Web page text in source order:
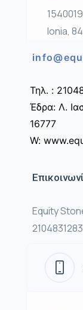
Ionia,
Τηλ. :
Έδρα: Λ.
16777
W:
Equity
2104831283